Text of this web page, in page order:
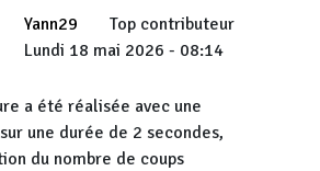
Yann29
Top contributeur
Lundi 18 mai 2026 - 08:14
a été réalisée avec une
une durée de 2 secondes,
du nombre de coups